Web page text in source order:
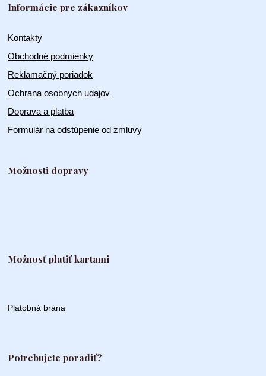
Informácie pre zákazníkov
Kontakty
Obchodné podmienky
Reklamačný poriadok
Ochrana osobnych udajov
Doprava a platba
Formulár na odstúpenie od zmluvy
Možnosti dopravy
Možnosť platiť kartami
Platobná brána
Potrebujete poradiť?